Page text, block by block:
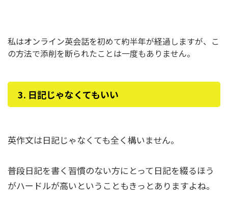
私はオンライン英会話を初めて約半年が経過しますが、こ
の方法で添削を断られたことは一度もありません。
3. 日記じゃなくてもいい
英作文は日記じゃなくても全く構いません。
普段日記を書く習慣のない方にとって日記を綴るほう
がハードルが高いということもきっとありますよね。